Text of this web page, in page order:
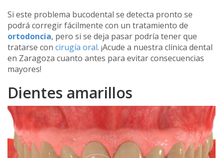
Si este problema bucodental se detecta pronto se
podrá corregir fácilmente con un tratamiento de
ortodoncia, pero si se deja pasar podría tener que
tratarse con cirugía oral. ¡Acude a nuestra clínica dental
en Zaragoza cuanto antes para evitar consecuencias
mayores!
Dientes amarillos